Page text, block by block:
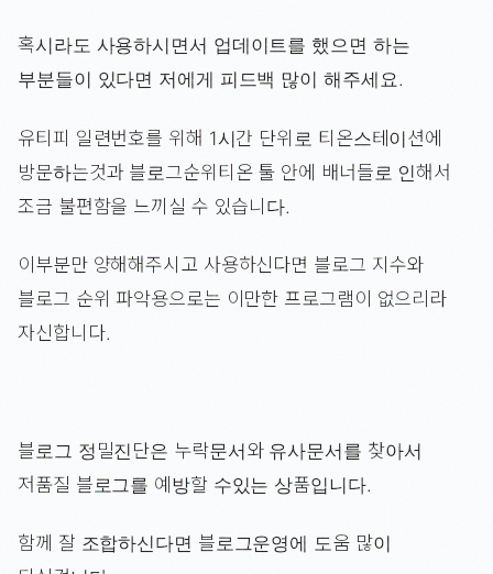
혹시라도 사용하시면서 업데이트를 했으면 하는
부분들이 있다면 저에게 피드백 많이 해주세요.
유티피 일련번호를 위해 1시간 단위로 티온스테이션에
방문하는것과 블로그순위티온 툴 안에 배너들로 인해서
조금 불편함을 느끼실 수 있습니다.
이부분만 양해해주시고 사용하신다면 블로그 지수와
블로그 순위 파악용으로는 이만한 프로그램이 없으리라
자신합니다.
블로그 정밀진단은 누락문서와 유사문서를 찾아서
저품질 블로그를 예방할 수있는 상품입니다.
함께 잘 조합하신다면 블로그운영에 도움 많이